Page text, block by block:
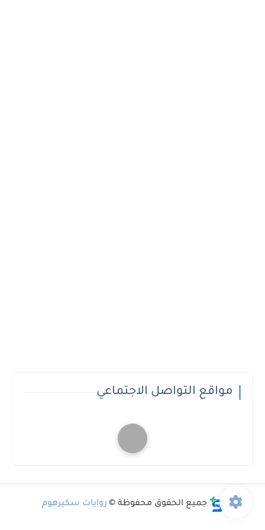
مواقع التواصل الاجتماعي
جميع الحقوق محفوظة © روايات سكيرهوم